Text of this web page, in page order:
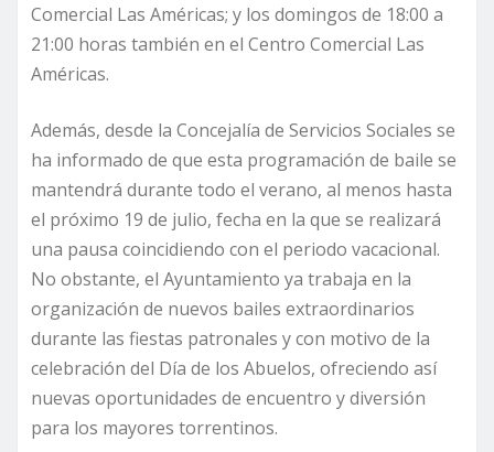
Comercial Las Américas; y los domingos de 18:00 a
21:00 horas también en el Centro Comercial Las
Américas.
Además, desde la Concejalía de Servicios Sociales se
ha informado de que esta programación de baile se
mantendrá durante todo el verano, al menos hasta
el próximo 19 de julio, fecha en la que se realizará
una pausa coincidiendo con el periodo vacacional.
No obstante, el Ayuntamiento ya trabaja en la
organización de nuevos bailes extraordinarios
durante las fiestas patronales y con motivo de la
celebración del Día de los Abuelos, ofreciendo así
nuevas oportunidades de encuentro y diversión
para los mayores torrentinos.